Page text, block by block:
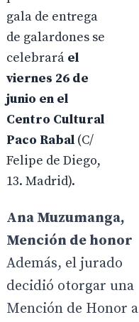
gala de entrega
de galardones se
celebrará el
viernes 26 de
junio en el
Centro Cultural
Paco Rabal (C/
Felipe de Diego,
13. Madrid).
Ana Muzumanga,
Mención de honor
Además, el jurado
decidió otorgar una
Mención de Honor a